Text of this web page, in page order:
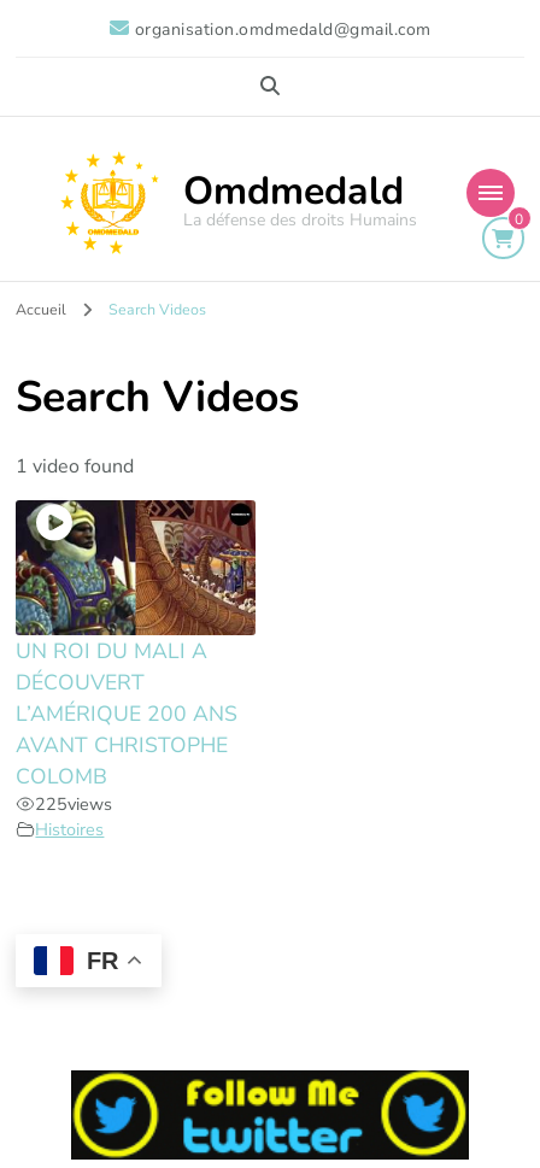
organisation.omdmedald@gmail.com
Omdmedald
La défense des droits Humains 0
Accueil Search Videos
Search Videos
1 video found
UN ROI DU MALI A
DÉCOUVERT
L’AMÉRIQUE 200 ANS
AVANT CHRISTOPHE
COLOMB
225views
Histoires
FR